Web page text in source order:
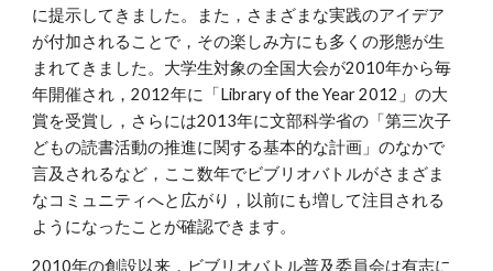
に提示してきました。また，さまざまな実践のアイデア
が付加されることで，その楽しみ方にも多くの形態が生
まれてきました。大学生対象の全国大会が2010年から毎
年開催され，2012年に「Library of the Year 2012」の大
賞を受賞し，さらには2013年に文部科学省の「第三次子
どもの読書活動の推進に関する基本的な計画」のなかで
言及されるなど，ここ数年でビブリオバトルがさまざま
なコミュニティへと広がり，以前にも増して注目される
ようになったことが確認できます。
2010年の創設以来，ビブリオバトル普及委員会は有志に